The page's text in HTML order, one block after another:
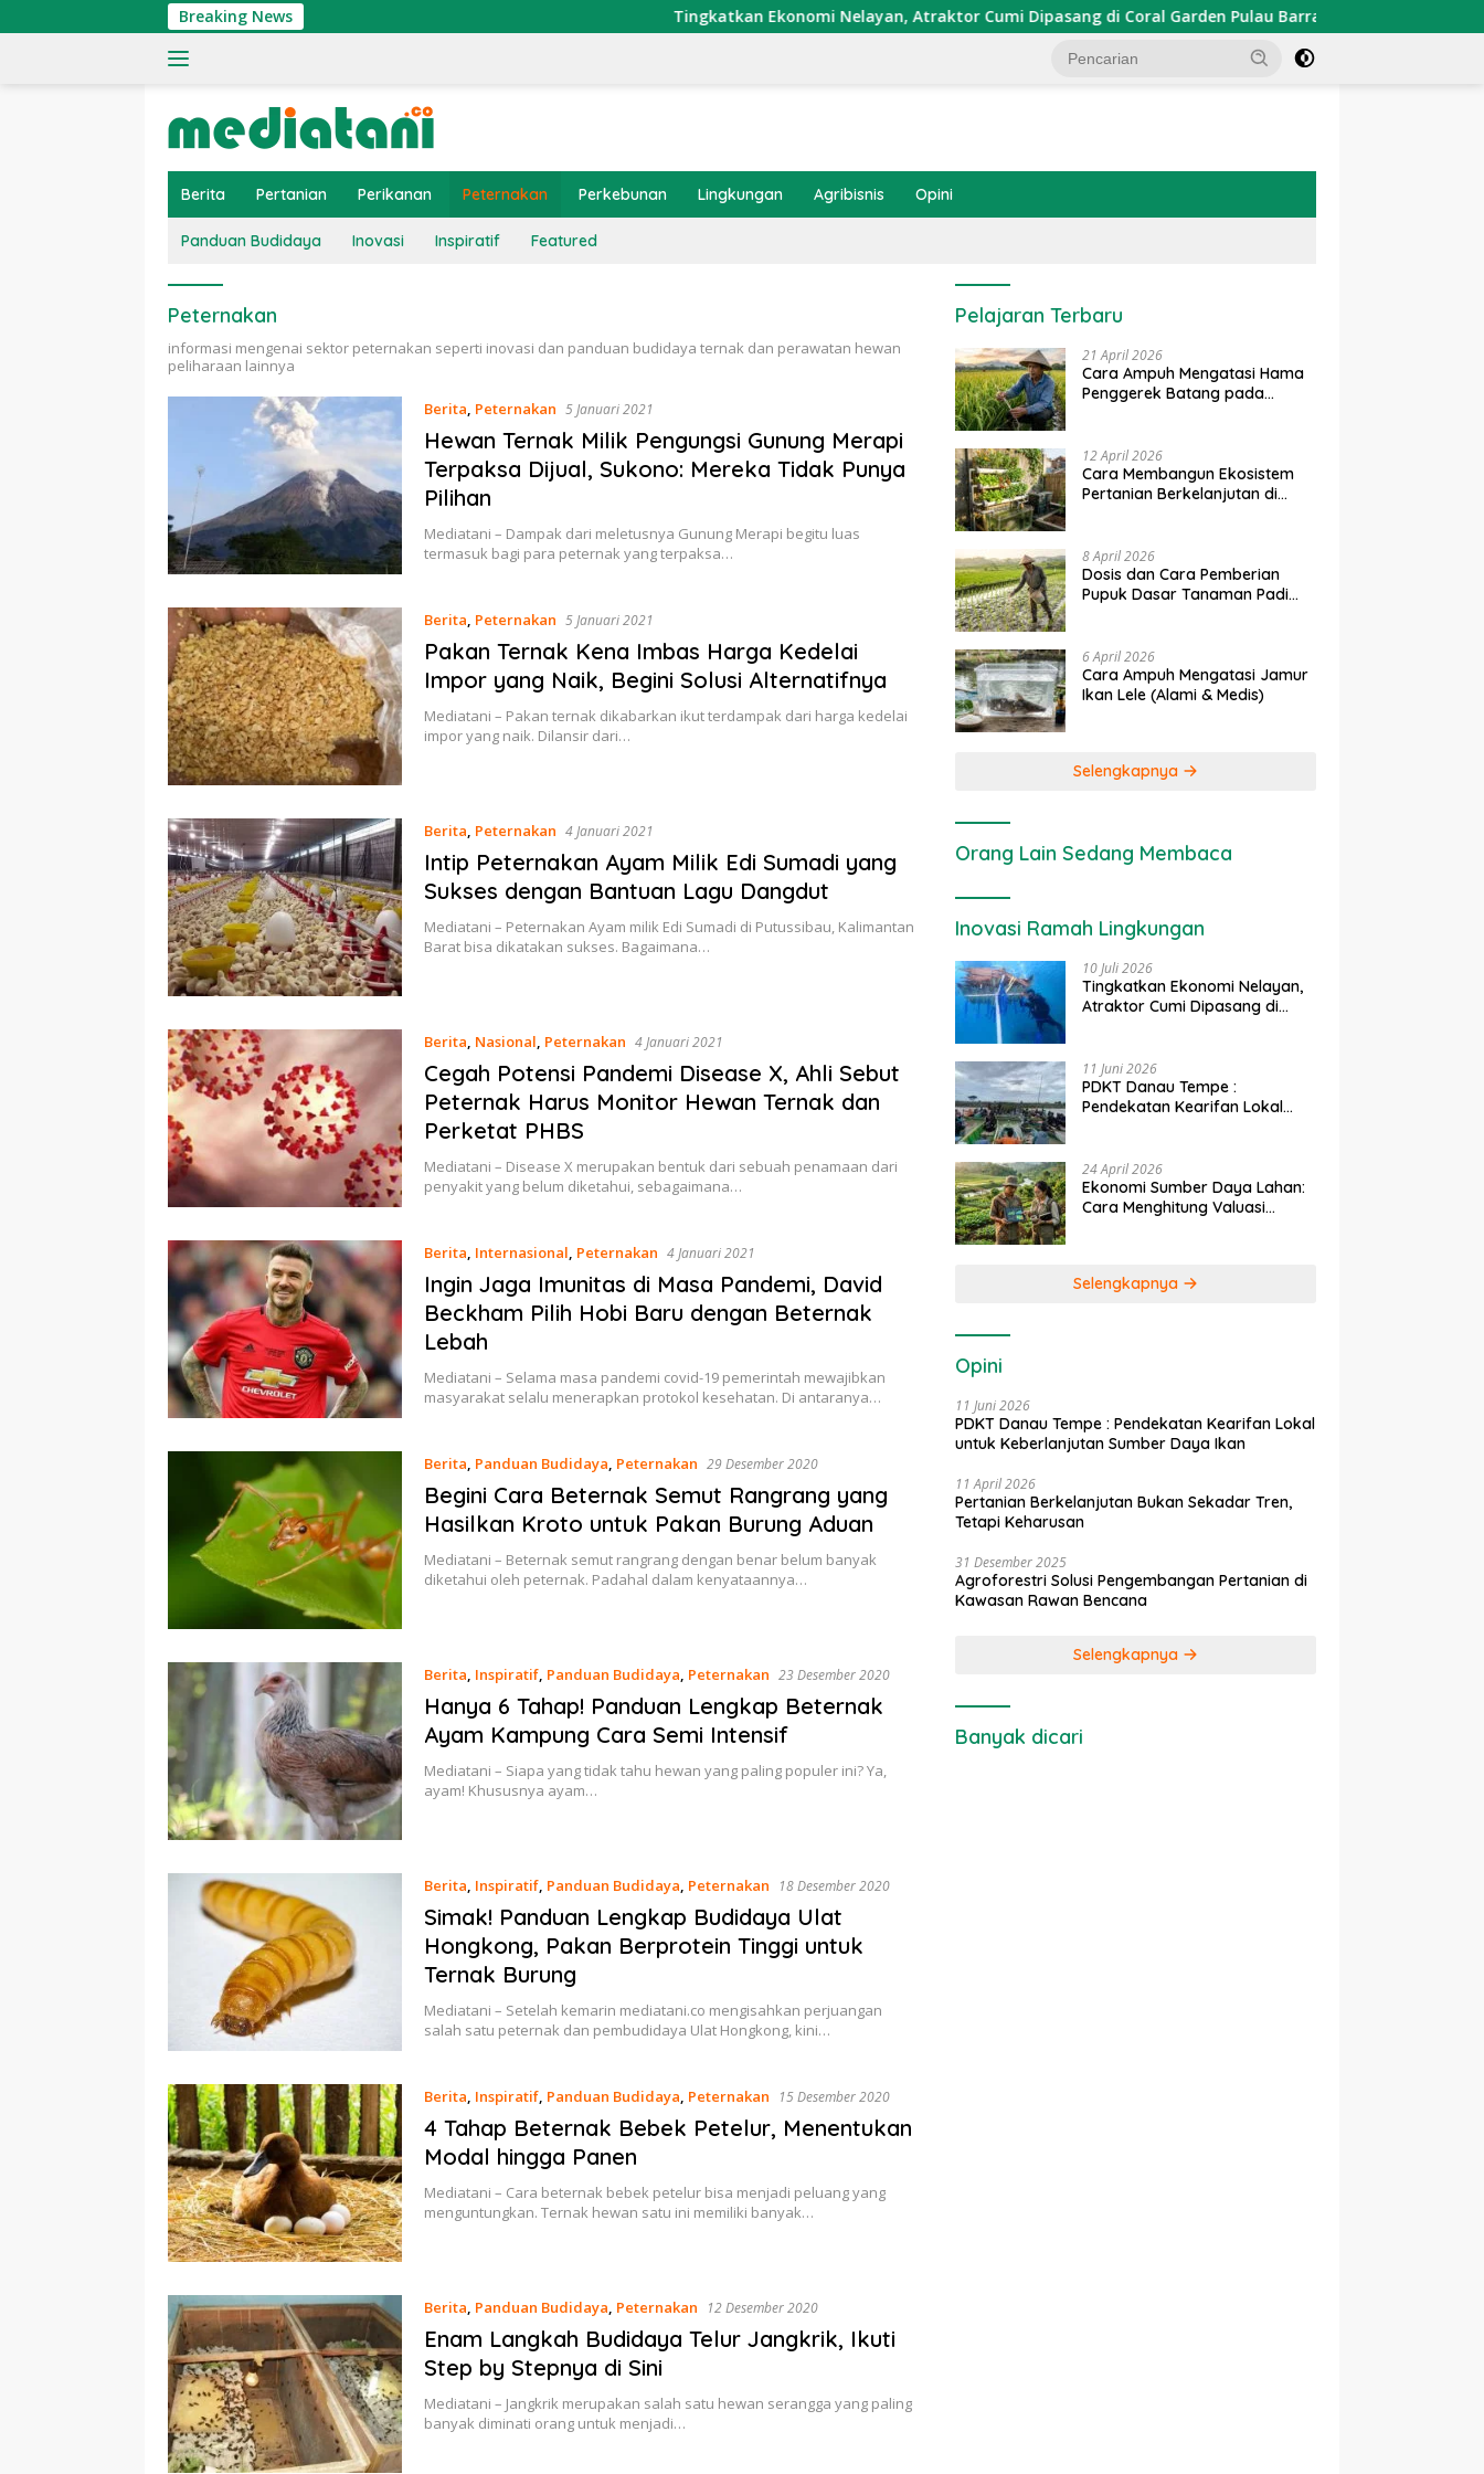
ke
Breaking News Tingkatkan Ekonomi Nelayan, Atraktor Cumi Dipasang di Coral Garden Pulau Barrang Caddi
Berita Pertanian Perikanan Peternakan Perkebunan Lingkungan Agribisnis Opini
Panduan Budidaya Inovasi Inspiratif Featured
Peternakan
informasi mengenai sektor peternakan seperti inovasi dan panduan budidaya ternak dan perawatan hewan
peliharaan lainnya
Berita, Peternakan 5 Januari 2021
Hewan Ternak Milik Pengungsi Gunung Merapi
Terpaksa Dijual, Sukono: Mereka Tidak Punya
Pilihan
Mediatani – Dampak dari meletusnya Gunung Merapi begitu luas
termasuk bagi para peternak yang terpaksa…
Berita, Peternakan 5 Januari 2021
Pakan Ternak Kena Imbas Harga Kedelai
Impor yang Naik, Begini Solusi Alternatifnya
Mediatani – Pakan ternak dikabarkan ikut terdampak dari harga kedelai
impor yang naik. Dilansir dari…
Berita, Peternakan 4 Januari 2021
Intip Peternakan Ayam Milik Edi Sumadi yang
Sukses dengan Bantuan Lagu Dangdut
Mediatani – Peternakan Ayam milik Edi Sumadi di Putussibau, Kalimantan
Barat bisa dikatakan sukses. Bagaimana…
Berita, Nasional, Peternakan 4 Januari 2021
Cegah Potensi Pandemi Disease X, Ahli Sebut
Peternak Harus Monitor Hewan Ternak dan
Perketat PHBS
Mediatani – Disease X merupakan bentuk dari sebuah penamaan dari
penyakit yang belum diketahui, sebagaimana…
Berita, Internasional, Peternakan 4 Januari 2021
Ingin Jaga Imunitas di Masa Pandemi, David
Beckham Pilih Hobi Baru dengan Beternak
Lebah
Mediatani – Selama masa pandemi covid-19 pemerintah mewajibkan
masyarakat selalu menerapkan protokol kesehatan. Di antaranya…
Berita, Panduan Budidaya, Peternakan 29 Desember 2020
Begini Cara Beternak Semut Rangrang yang
Hasilkan Kroto untuk Pakan Burung Aduan
Mediatani – Beternak semut rangrang dengan benar belum banyak
diketahui oleh peternak. Padahal dalam kenyataannya…
Berita, Inspiratif, Panduan Budidaya, Peternakan 23 Desember 2020
Hanya 6 Tahap! Panduan Lengkap Beternak
Ayam Kampung Cara Semi Intensif
Mediatani – Siapa yang tidak tahu hewan yang paling populer ini? Ya,
ayam! Khususnya ayam…
Berita, Inspiratif, Panduan Budidaya, Peternakan 18 Desember 2020
Simak! Panduan Lengkap Budidaya Ulat
Hongkong, Pakan Berprotein Tinggi untuk
Ternak Burung
Mediatani – Setelah kemarin mediatani.co mengisahkan perjuangan
salah satu peternak dan pembudidaya Ulat Hongkong, kini…
Berita, Inspiratif, Panduan Budidaya, Peternakan 15 Desember 2020
4 Tahap Beternak Bebek Petelur, Menentukan
Modal hingga Panen
Mediatani – Cara beternak bebek petelur bisa menjadi peluang yang
menguntungkan. Ternak hewan satu ini memiliki banyak…
Berita, Panduan Budidaya, Peternakan 12 Desember 2020
Enam Langkah Budidaya Telur Jangkrik, Ikuti
Step by Stepnya di Sini
Mediatani – Jangkrik merupakan salah satu hewan serangga yang paling
banyak diminati orang untuk menjadi…
Pelajaran Terbaru
21 April 2026
Cara Ampuh Mengatasi Hama
Penggerek Batang pada
12 April 2026
Cara Membangun Ekosistem
Pertanian Berkelanjutan di
8 April 2026
Dosis dan Cara Pemberian
Pupuk Dasar Tanaman Padi
6 April 2026
Cara Ampuh Mengatasi Jamur
Ikan Lele (Alami & Medis)
Selengkapnya
Orang Lain Sedang Membaca
Inovasi Ramah Lingkungan
10 Juli 2026
Tingkatkan Ekonomi Nelayan,
Atraktor Cumi Dipasang di
11 Juni 2026
PDKT Danau Tempe :
Pendekatan Kearifan Lokal
24 April 2026
Ekonomi Sumber Daya Lahan:
Cara Menghitung Valuasi
Selengkapnya
Opini
11 Juni 2026
PDKT Danau Tempe : Pendekatan Kearifan Lokal
untuk Keberlanjutan Sumber Daya Ikan
11 April 2026
Pertanian Berkelanjutan Bukan Sekadar Tren,
Tetapi Keharusan
31 Desember 2025
Agroforestri Solusi Pengembangan Pertanian di
Kawasan Rawan Bencana
Selengkapnya
Banyak dicari